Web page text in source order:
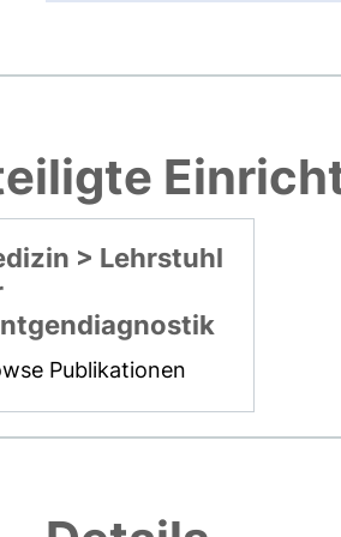
> Lehrstuhl
Publikationen